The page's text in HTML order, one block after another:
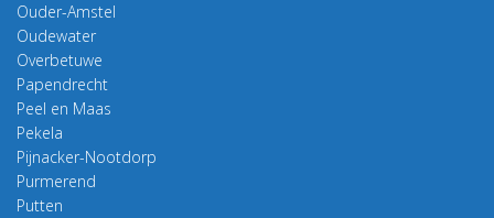
Ouder-Amstel
Oudewater
Overbetuwe
Papendrecht
Peel en Maas
Pekela
Pijnacker-Nootdorp
Purmerend
Putten